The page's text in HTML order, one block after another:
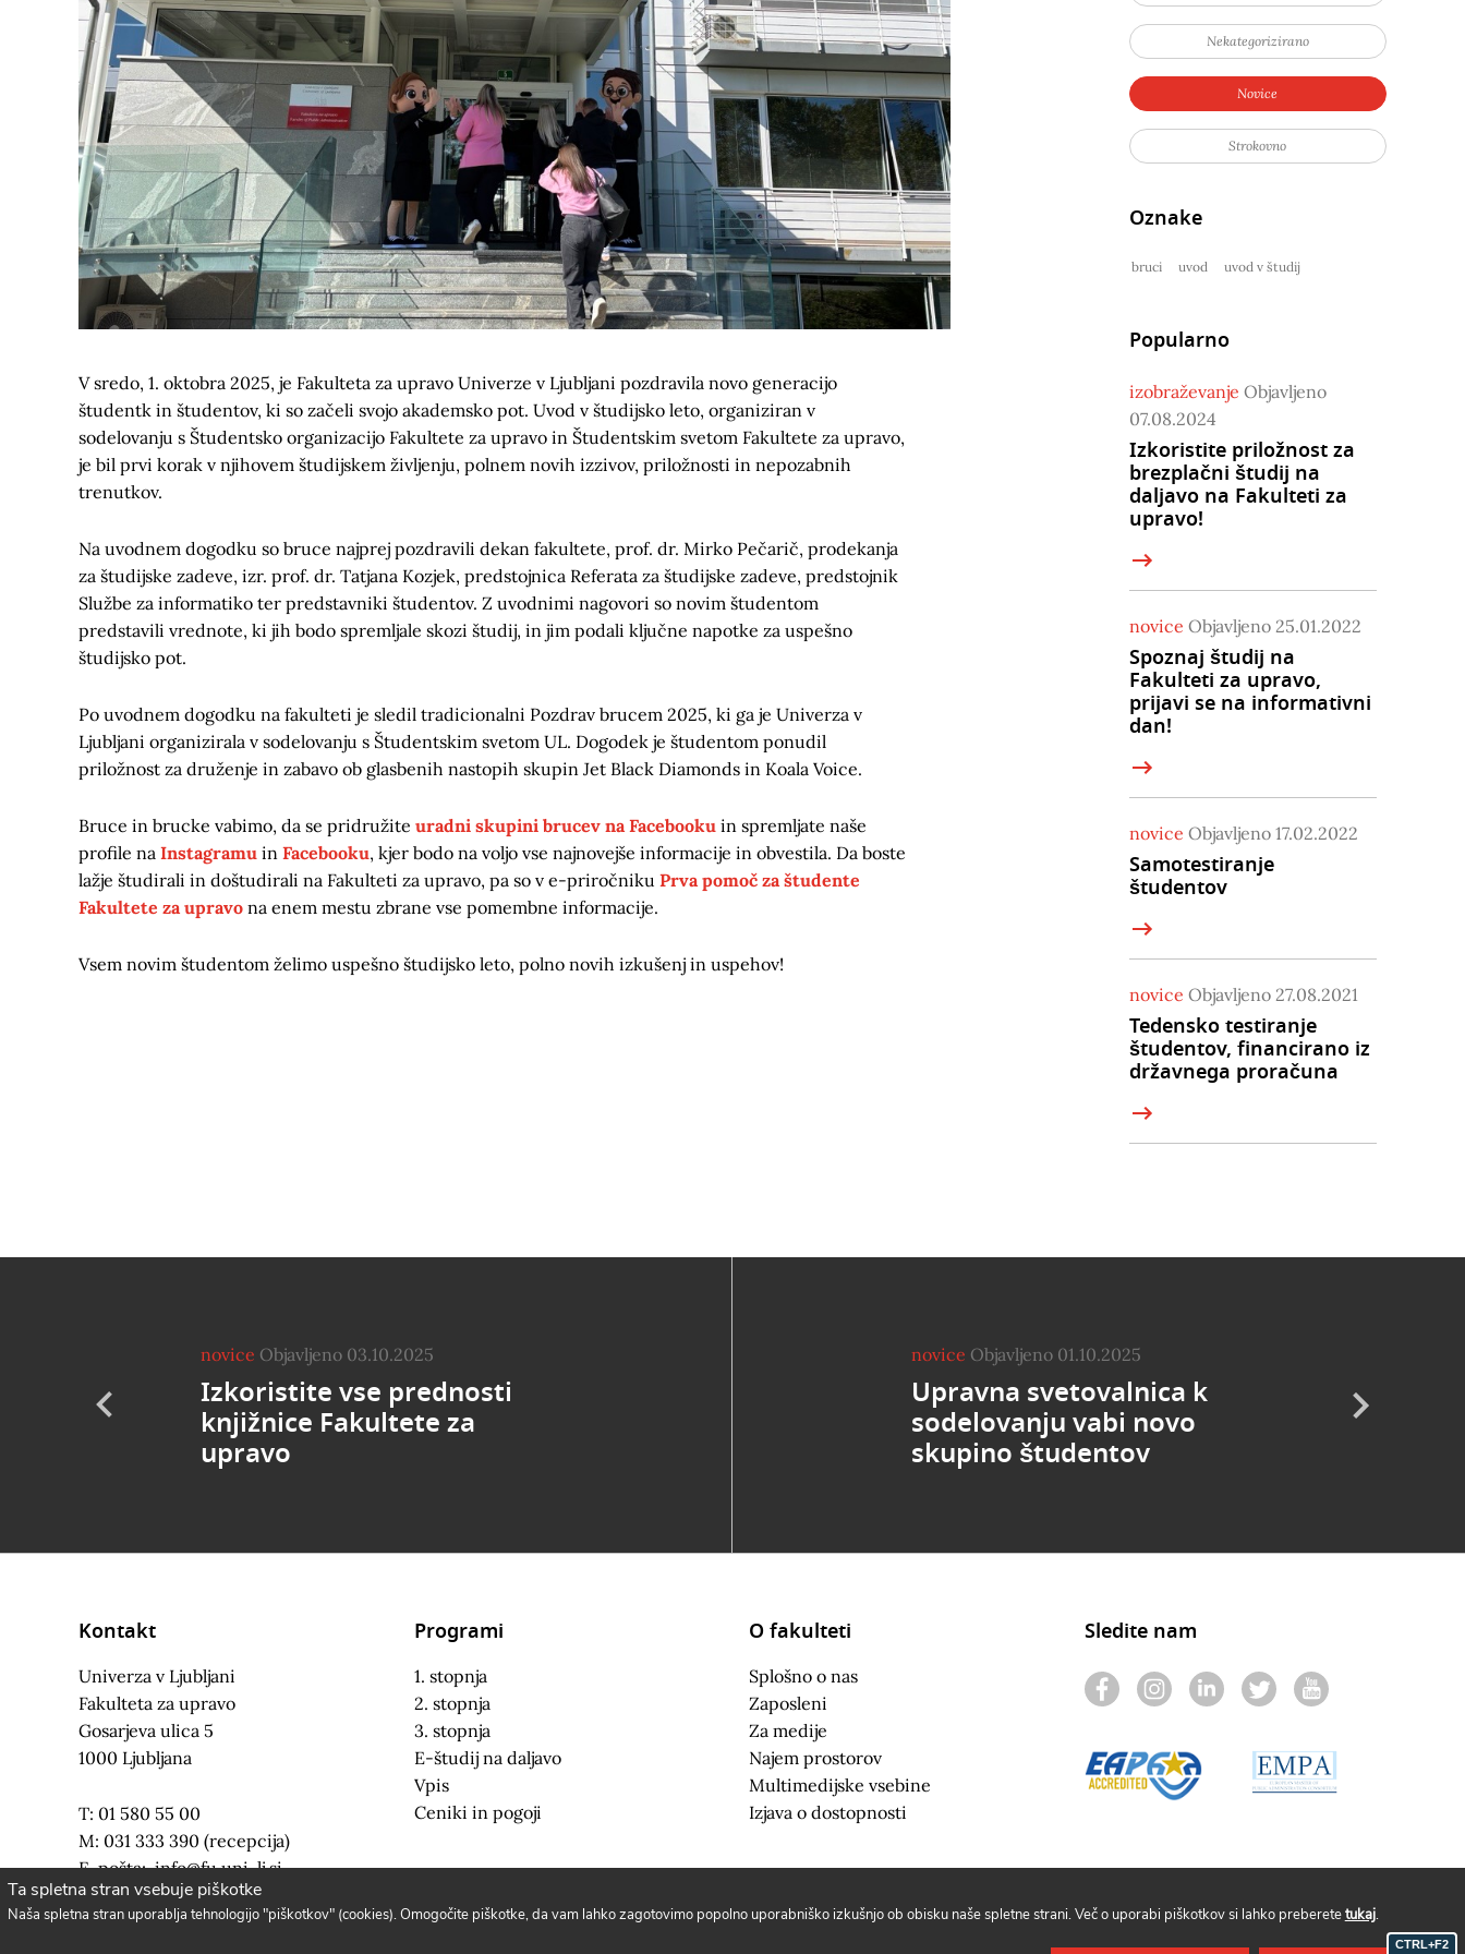
CTRL+F2
Ta spletna stran vsebuje piškotke
Naša spletna stran uporablja tehnologijo "piškotkov" (cookies). Omogočite piškotke, da vam lahko zagotovimo popolno uporabniško izkušnjo ob obisku naše spletne strani. Več o uporabi piškotkov si lahko preberetetukaj.
Nekategorizirano
Novice
Strokovno
Oznake
bruci uvod uvod v študij
Popularno
izobraževanje Objavljeno
07.08.2024
Izkoristite priložnost za
brezplačni študij na
daljavo na Fakulteti za
upravo!
novice Objavljeno 25.01.2022
Spoznaj študij na
Fakulteti za upravo,
prijavi se na informativni
dan!
novice Objavljeno 17.02.2022
Samotestiranje
študentov
novice Objavljeno 27.08.2021
Tedensko testiranje
študentov, financirano iz
državnega proračuna
V sredo, 1. oktobra 2025, je Fakulteta za upravo Univerze v Ljubljani pozdravila novo generacijo
študentk in študentov, ki so začeli svojo akademsko pot. Uvod v študijsko leto, organiziran v
sodelovanju s Študentsko organizacijo Fakultete za upravo in Študentskim svetom Fakultete za upravo,
je bil prvi korak v njihovem študijskem življenju, polnem novih izzivov, priložnosti in nepozabnih
trenutkov.
Na uvodnem dogodku so bruce najprej pozdravili dekan fakultete, prof. dr. Mirko Pečarič, prodekanja
za študijske zadeve, izr. prof. dr. Tatjana Kozjek, predstojnica Referata za študijske zadeve, predstojnik
Službe za informatiko ter predstavniki študentov. Z uvodnimi nagovori so novim študentom
predstavili vrednote, ki jih bodo spremljale skozi študij, in jim podali ključne napotke za uspešno
študijsko pot.
Po uvodnem dogodku na fakulteti je sledil tradicionalni Pozdrav brucem 2025, ki ga je Univerza v
Ljubljani organizirala v sodelovanju s Študentskim svetom UL. Dogodek je študentom ponudil
priložnost za druženje in zabavo ob glasbenih nastopih skupin Jet Black Diamonds in Koala Voice.
Bruce in brucke vabimo, da se pridružite uradni skupini brucev na Facebooku in spremljate naše
profile na Instagramu in Facebooku, kjer bodo na voljo vse najnovejše informacije in obvestila. Da boste
lažje študirali in doštudirali na Fakulteti za upravo, pa so v e-priročniku Prva pomoč za študente
Fakultete za upravo na enem mestu zbrane vse pomembne informacije.
Vsem novim študentom želimo uspešno študijsko leto, polno novih izkušenj in uspehov!
novice Objavljeno 03.10.2025
Izkoristite vse prednosti
knjižnice Fakultete za
upravo
novice Objavljeno 01.10.2025
Upravna svetovalnica k
sodelovanju vabi novo
skupino študentov
Kontakt
Univerza v Ljubljani
Fakulteta za upravo
Gosarjeva ulica 5
1000 Ljubljana
T: 01 580 55 00
M: 031 333 390 (recepcija)
E-pošta:info@fu.uni-lj.si
Programi
1. stopnja
2. stopnja
3. stopnja
E-študij na daljavo
Vpis
Ceniki in pogoji
O fakulteti
Splošno o nas
Zaposleni
Za medije
Najem prostorov
Multimedijske vsebine
Izjava o dostopnosti
Sledite nam